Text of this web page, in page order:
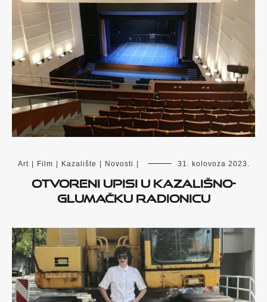
Art | Film | Kazalište | Novosti | 31. kolovoza 2023.
Otvoreni upisi u kazališno-
glumačku radionicu